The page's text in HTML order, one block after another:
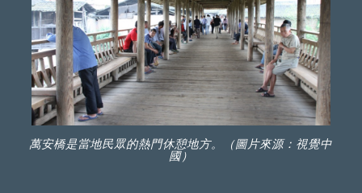
萬安橋是當地民眾的熱門休憩地方。（圖片來源：視覺中
國）